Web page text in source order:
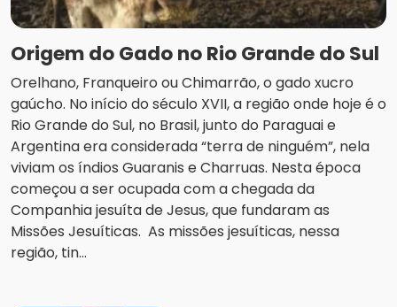
Origem do Gado no Rio Grande do Sul
Orelhano, Franqueiro ou Chimarrão, o gado xucro
gaúcho. No início do século XVII, a região onde hoje é o
Rio Grande do Sul, no Brasil, junto do Paraguai e
Argentina era considerada “terra de ninguém”, nela
viviam os índios Guaranis e Charruas. Nesta época
começou a ser ocupada com a chegada da
Companhia jesuíta de Jesus, que fundaram as
Missões Jesuíticas. As missões jesuíticas, nessa
região, tin...